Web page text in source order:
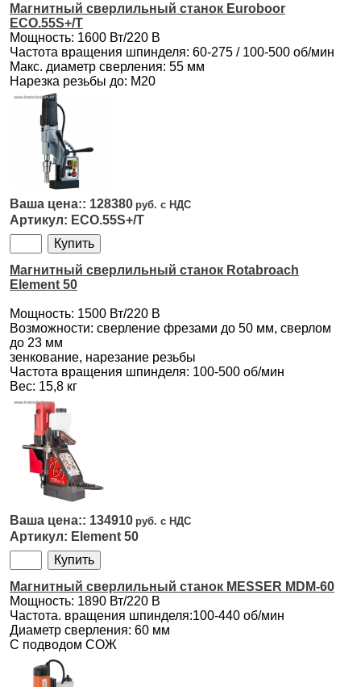
Магнитный сверлильный станок Euroboor
ECO.55S+/T
Мощность: 1600 Вт/220 В
Частота вращения шпинделя: 60-275 / 100-500 об/мин
Макс. диаметр сверления: 55 мм
Нарезка резьбы до: М20
128380
ECO.55S+/T
Магнитный сверлильный станок Rotabroach
Element 50
Мощность: 1500 Вт/220 В
Возможности: сверление фрезами до 50 мм, сверлом
до 23 мм
зенкование, нарезание резьбы
Частота вращения шпинделя: 100-500 об/мин
Вес: 15,8 кг
134910
Element 50
Магнитный сверлильный станок MESSER MDM-60
Мощность: 1890 Вт/220 В
Частота. вращения шпинделя:100-440 об/мин
Диаметр сверления: 60 мм
С подводом СОЖ